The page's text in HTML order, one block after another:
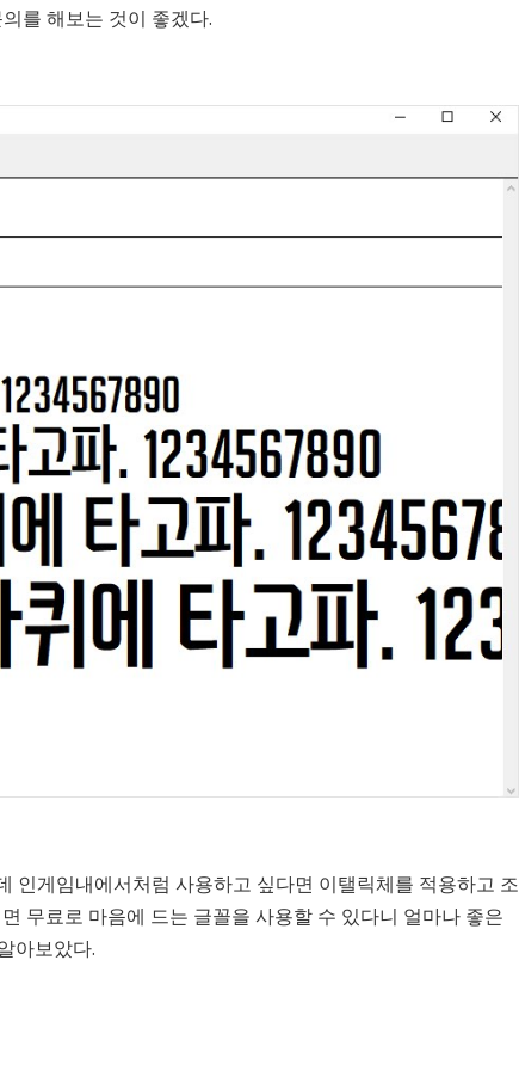
를 해보는 것이 좋겠다.
인게임내에서처럼 사용하고 싶다면 이탤릭체를 적용하고 조
무료로 마음에 드는 글꼴을 사용할 수 있다니 얼마나 좋은
아보았다.